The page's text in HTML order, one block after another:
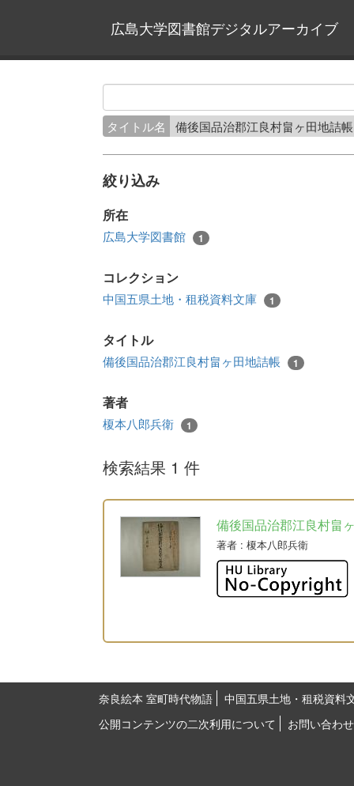
広島大学図書館デジタルアーカイブ
タイトル名 備後国品治郡江良村畠ヶ田地詰
絞り込み
所在
広島大学図書館 1
コレクション
中国五県土地・租税資料文庫 1
タイトル
備後国品治郡江良村畠ヶ田地詰帳 1
著者
榎本八郎兵衛 1
検索結果 1 件
備後国品治郡江良村畠
著者 : 榎本八郎兵衛
奈良絵本 室町時代物語
中国五県土地・租税資料
公開コンテンツの二次利用について
お問い合わせ